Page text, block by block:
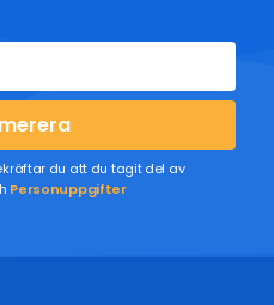
du att du tagit del av
Personuppgifter